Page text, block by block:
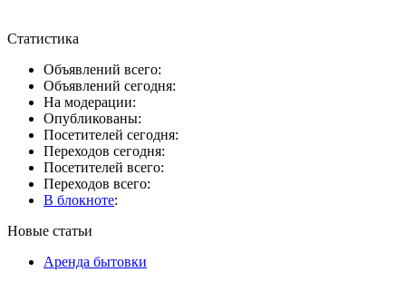
Статистика
Объявлений всего:
Объявлений сегодня:
На модерации:
Опубликованы:
Посетителей сегодня:
Переходов сегодня:
Посетителей всего:
Переходов всего:
В блокноте:
Новые статьи
Аренда бытовки